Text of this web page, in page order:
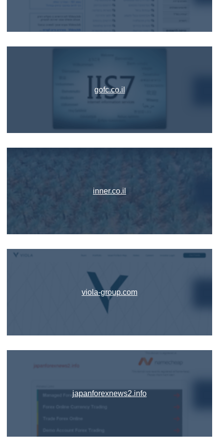
gofc.co.il
inner.co.il
viola-group.com
japanforexnews2.info